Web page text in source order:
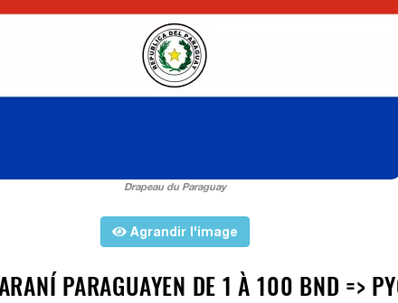
Drapeau du Paraguay
Agrandir l'image
PARAGUAYEN DE 1 À 100 BND =>